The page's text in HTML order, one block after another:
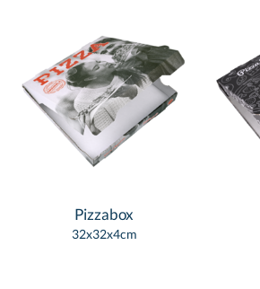
Pizzabox
32x32x4cm